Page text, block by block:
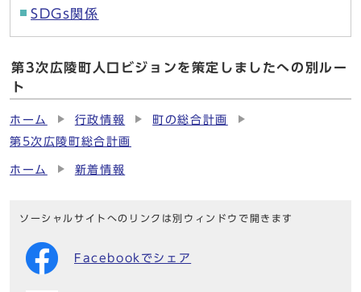
SDGs関係
第3次広陵町人口ビジョンを策定しましたへの別ルー
ト
ホーム 行政情報
町の総合計画
第5次広陵町総合計画
ホーム 新着情報
ソーシャルサイトへのリンクは別ウィンドウで開きます
Facebookでシェア